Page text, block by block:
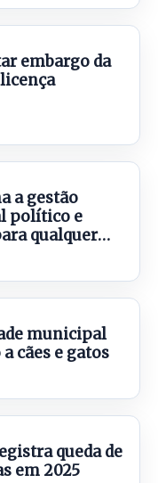
embargo da
a gestão
político e
qualquer
municipal
cães e gatos
queda de
em 2025